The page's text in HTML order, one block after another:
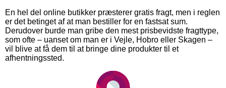
En hel del online butikker præsterer gratis fragt, men i reglen
er det betinget af at man bestiller for en fastsat sum.
Derudover burde man gribe den mest prisbevidste fragttype,
som ofte – uanset om man er i Vejle, Hobro eller Skagen –
vil blive at få dem til at bringe dine produkter til et
afhentningssted.